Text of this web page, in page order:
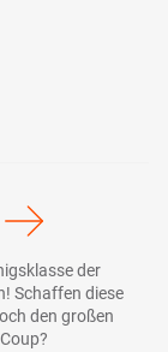
der
Schaffen diese
den großen
Coup?